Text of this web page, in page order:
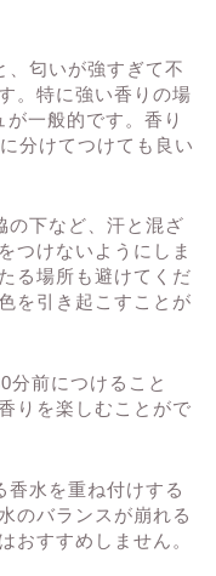
、匂いが強すぎて不
。 特に強い香りの場
が一般的です 。香り
分けてつけても良い
の下など、汗と混ざ
つけないようにしま
る場所も避けてくだ
を引き起こすことが
分前につけること
りを楽しむことがで
香水を重ね付けする
のバランスが崩れる
おすすめしません。